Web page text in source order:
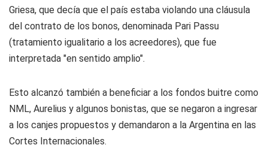
Griesa, que decía que el país estaba violando una cláusula
del contrato de los bonos, denominada Pari Passu
(tratamiento igualitario a los acreedores), que fue
interpretada "en sentido amplio".
Esto alcanzó también a beneficiar a los fondos buitre como
NML, Aurelius y algunos bonistas, que se negaron a ingresar
a los canjes propuestos y demandaron a la Argentina en las
Cortes Internacionales.